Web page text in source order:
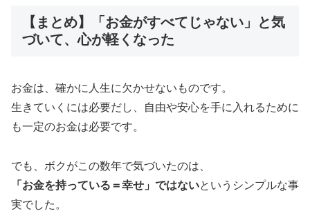
【まとめ】「お金がすべてじゃない」と気
づいて、心が軽くなった
お金は、確かに人生に欠かせないものです。
生きていくには必要だし、自由や安心を手に入れるために
も一定のお金は必要です。
でも、ボクがこの数年で気づいたのは、
「お金を持っている＝幸せ」ではないというシンプルな事
実でした。